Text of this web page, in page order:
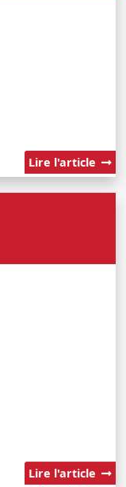
Lire l'article
Lire l'article